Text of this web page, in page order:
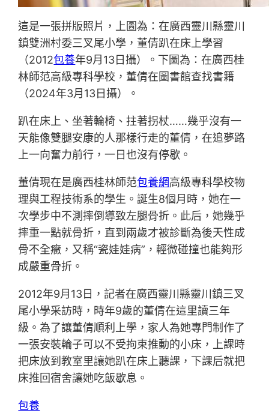
這是一張拼版照片，上圖為：在廣西靈川縣靈川
鎮雙洲村委三叉尾小學，董倩趴在床上學習
（2012包養年9月13日攝）。下圖為：在廣西桂
林師范高級專科學校，董倩在圖書館查找書籍
（2024年3月13日攝）。
趴在床上、坐著輪椅、拄著拐杖……幾乎沒有一
天能像雙腿安康的人那樣行走的董倩，在追夢路
上一向奮力前行，一日也沒有停歇。
董倩現在是廣西桂林師范包養網高級專科學校物
理與工程技術系的學生。誕生8個月時，她在一
次學步中不測摔倒導致左腿骨折。此后，她幾乎
摔重一點就骨折，直到兩歲才被診斷為後天性成
骨不全癥，又稱“瓷娃娃病”，輕微碰撞也能夠形
成嚴重骨折。
2012年9月13日，記者在廣西靈川縣靈川鎮三叉
尾小學采訪時，時年9歲的董倩在這里讀三年
級。為了讓董倩順利上學，家人為她專門制作了
一張安裝輪子可以不受拘束推動的小床，上課時
把床放到教室里讓她趴在床上聽課，下課后就把
床推回宿舍讓她吃飯歇息。
包養